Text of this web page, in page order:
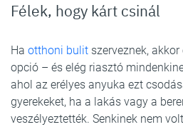
Félek, hogy kárt csinál
Ha otthoni bulit szerveznek,
opció – és elég riasztó
ahol az erélyes anyuka ezt
gyerekeket, ha a lakás vagy a
veszélyeztették. Senkinek nem